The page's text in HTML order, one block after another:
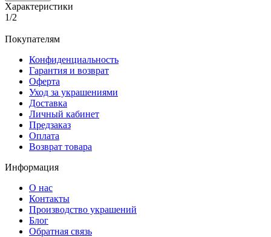
Характеристики
1/2
Покупателям
Конфиденциальность
Гарантия и возврат
Оферта
Уход за украшениями
Доставка
Личный кабинет
Предзаказ
Оплата
Возврат товара
Информация
О нас
Контакты
Производство украшений
Блог
Обратная связь